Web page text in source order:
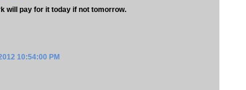
will pay for it today if not tomorrow.
10:54:00 PM